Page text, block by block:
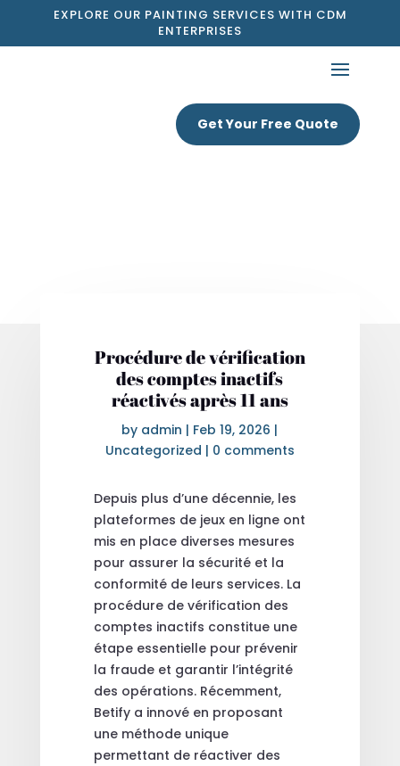
EXPLORE OUR PAINTING SERVICES WITH CDM
ENTERPRISES
Get Your Free Quote
Procédure de vérification
des comptes inactifs
réactivés après 11 ans
by admin | Feb 19, 2026 |
Uncategorized | 0 comments
Depuis plus d’une décennie, les
plateformes de jeux en ligne ont
mis en place diverses mesures
pour assurer la sécurité et la
conformité de leurs services. La
procédure de vérification des
comptes inactifs constitue une
étape essentielle pour prévenir
la fraude et garantir l’intégrité
des opérations. Récemment,
Betify a innové en proposant
une méthode unique
permettant de réactiver des